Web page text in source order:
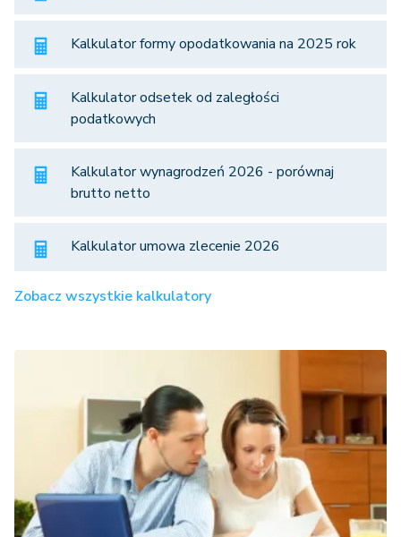
Kalkulator formy opodatkowania na 2025 rok
Kalkulator odsetek od zaległości
podatkowych
Kalkulator wynagrodzeń 2026 - porównaj
brutto netto
Kalkulator umowa zlecenie 2026
Zobacz wszystkie kalkulatory